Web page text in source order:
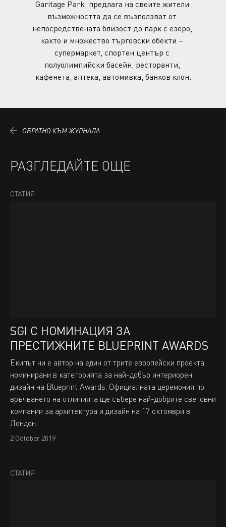
Garitage Park, предлага на своите жители
възможността да се възползват от
непосредствената близост до парк с езеро,
както и множество търговски обекти –
супермаркет, спортен център с
полуолимпийски басейн, ресторанти,
кафенета, аптека, автомивка, банков клон.
ОБРАТНО КЪМ ЖУРНАЛА
РАЗГЛЕДАЙТЕ ОЩЕ
СТАТИЯ
SGI С НОМИНАЦИЯ ЗА
ПРЕСТИЖНИТЕ BLUEPRINT AWARDS
Екипът ни е автор на един от трите европейски проекта,
номинирани в категорията за най-добър интериорен
дизайн на Blueprint Awards. Официалната церемония по
връчването на отличията ще събере най-добрите световни
компании за архитектура и дизайн на 17 октомври в
Лондон.
2 October 2019
СТАТИЯ